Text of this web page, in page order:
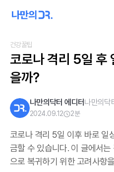
건강꿀팁
코로나 격리 5일 후
을까?
나만의닥터 에디터나만의닥
2024.09.12 2분
코로나 격리 5일 이후 바로 일
금할 수 있습니다. 이 글에서
으로 복귀하기 위한 고려사항